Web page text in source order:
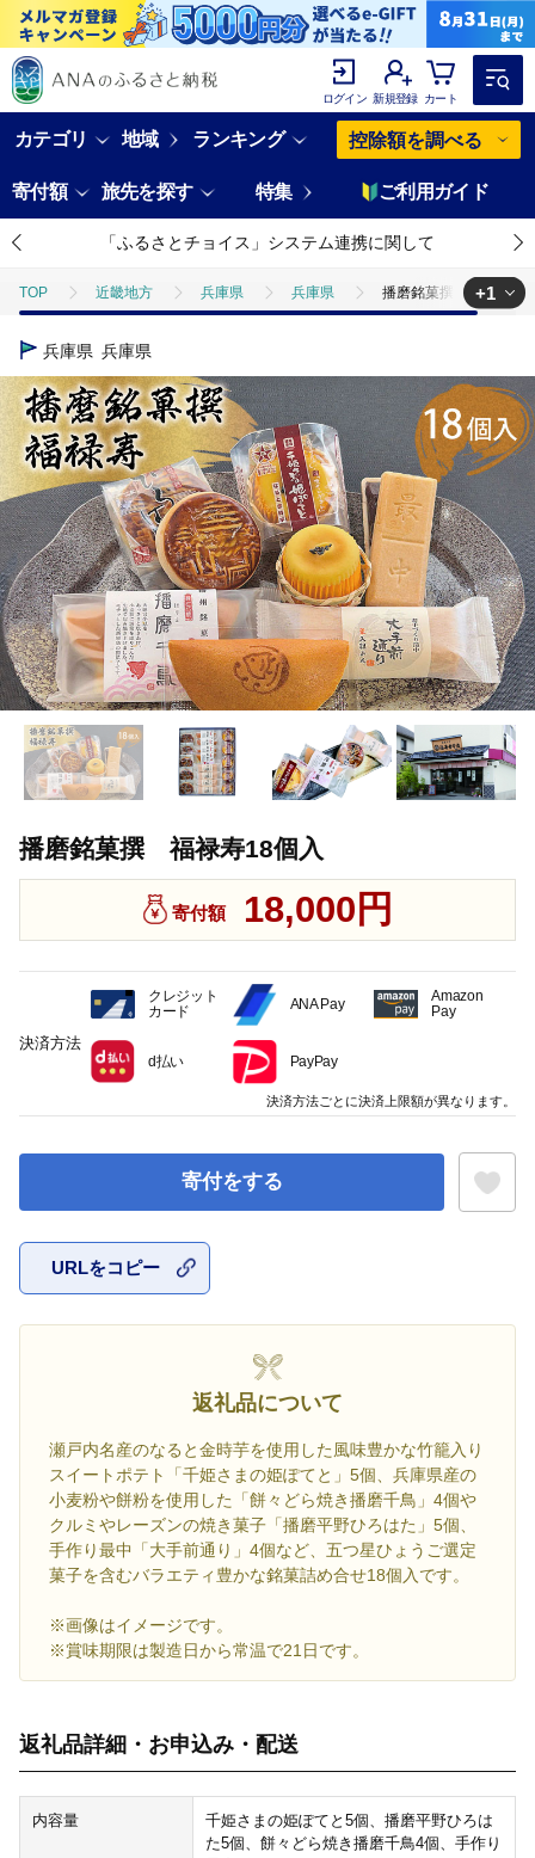
ログイン 新規登録 カート
カテゴリ 地域 ランキング 控除額を調べる
寄付額 旅先を探す 特集 ご利用ガイド
「ふるさとチョイス」システム連携に関して
TOP 近畿地方 兵庫県 兵庫県 播磨銘菓撰 福禄寿18
TOP
+1
兵庫県 兵庫県
播磨銘菓撰 福禄寿18個入
寄付額 18,000円
寄付をする
URLをコピー
返礼品について
瀬戸内名産のなると金時芋を使用した風味豊かな竹籠入り
スイートポテト「千姫さまの姫ぽてと」5個、兵庫県産の
小麦粉や餅粉を使用した「餅々どら焼き播磨千鳥」4個や
クルミやレーズンの焼き菓子「播磨平野ひろはた」5個、
手作り最中「大手前通り」4個など、五つ星ひょうご選定
菓子を含むバラエティ豊かな銘菓詰め合せ18個入です。
※画像はイメージです。
※賞味期限は製造日から常温で21日です。
返礼品詳細・お申込み・配送
内容量
千姫さまの姫ぽてと5個、播磨平野ひろは
た5個、餅々どら焼き播磨千鳥4個、手作り
決済方法
クレジット
カード
ANA Pay
Amazon
Pay
d払い PayPay
決済方法ごとに決済上限額が異なります。